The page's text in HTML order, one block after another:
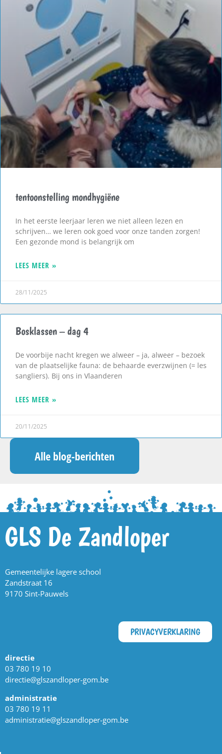
tentoonstelling mondhygiëne
In het eerste leerjaar leren we niet alleen lezen en
schrijven… we leren ook goed voor onze tanden zorgen!
Een gezonde mond is belangrijk om
LEES MEER »
28/11/2025
Bosklassen – dag 4
De voorbije nacht kregen we alweer – ja, alweer – bezoek
van de plaatselijke fauna: de behaarde everzwijnen (= les
sangliers). Bij ons in Vlaanderen
LEES MEER »
20/11/2025
Alle blog-berichten
GLS De Zandloper
Gemeentelijke lagere school
Zandstraat 16
9170 Sint-Pauwels
PRIVACYVERKLARING
directie
03 780 19 10
directie@glszandloper-gom.be
administratie
03 780 19 11
administratie@glszandloper-gom.be